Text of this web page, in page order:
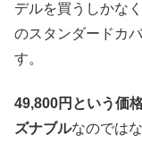
デルを買うしかな
のスタンダードカ
す。
49,800円という価
ズナブルなのでは